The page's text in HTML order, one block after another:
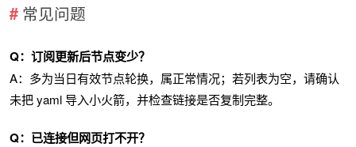
常见问题
Q：订阅更新后节点变少？
A：多为当日有效节点轮换，属正常情况；若列表为空，请确认
未把 yaml 导入小火箭，并检查链接是否复制完整。
Q：已连接但网页打不开？